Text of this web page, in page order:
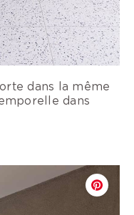
dans la même
dans